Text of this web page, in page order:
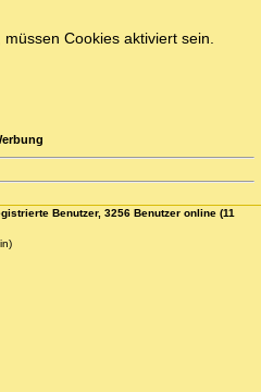
Cookies aktiviert sein.
Benutzer, 3256 Benutzer online (11